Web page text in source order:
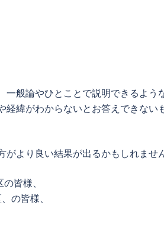
一般論やひとことで説明できるよう
経緯がわからないとお答えできない
がより良い結果が出るかもしれませ
皆様、
の皆様、